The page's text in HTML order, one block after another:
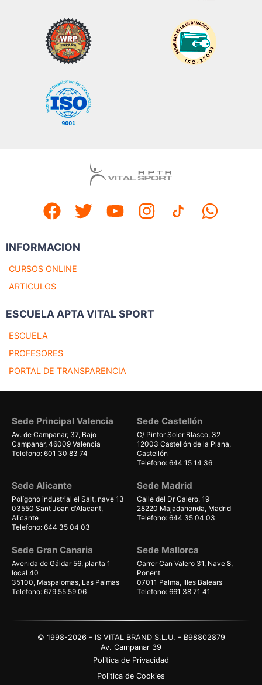
INFORMACION
CURSOS ONLINE
ARTICULOS
ESCUELA APTA VITAL SPORT
ESCUELA
PROFESORES
PORTAL DE TRANSPARENCIA
Sede Principal Valencia
Av. de Campanar, 37, Bajo
Campanar, 46009 Valencia
Telefono: 601 30 83 74
Sede Castellón
C/ Pintor Soler Blasco, 32
12003 Castellón de la Plana,
Castellón
Telefono: 644 15 14 36
Sede Alicante
Polígono industrial el Salt, nave 13
03550 Sant Joan d'Alacant,
Alicante
Telefono: 644 35 04 03
Sede Madrid
Calle del Dr Calero, 19
28220 Majadahonda, Madrid
Telefono: 644 35 04 03
Sede Gran Canaria
Avenida de Gáldar 56, planta 1
local 40
35100, Maspalomas, Las Palmas
Telefono: 679 55 59 06
Sede Mallorca
Carrer Can Valero 31, Nave 8,
Ponent
07011 Palma, Illes Balears
Telefono: 661 38 71 41
© 1998-2026 - IS VITAL BRAND S.L.U. - B98802879
Av. Campanar 39
Política de Privacidad
Politica de Cookies